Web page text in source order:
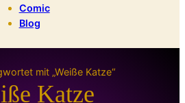
Comic
Blog
mit „Weiße Katze“
Katze